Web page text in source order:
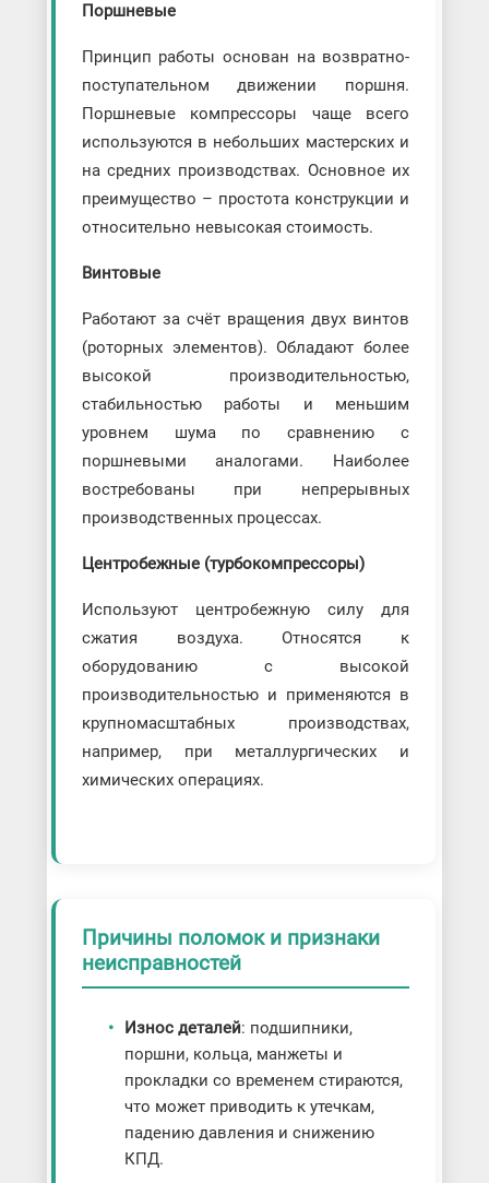
Поршневые
Принцип работы основан на возвратно-
поступательном движении поршня.
Поршневые компрессоры чаще всего
используются в небольших мастерских и
на средних производствах. Основное их
преимущество – простота конструкции и
относительно невысокая стоимость.
Винтовые
Работают за счёт вращения двух винтов
(роторных элементов). Обладают более
высокой производительностью,
стабильностью работы и меньшим
уровнем шума по сравнению с
поршневыми аналогами. Наиболее
востребованы при непрерывных
производственных процессах.
Центробежные (турбокомпрессоры)
Используют центробежную силу для
сжатия воздуха. Относятся к
оборудованию с высокой
производительностью и применяются в
крупномасштабных производствах,
например, при металлургических и
химических операциях.
Причины поломок и признаки
неисправностей
Износ деталей: подшипники,
поршни, кольца, манжеты и
прокладки со временем стираются,
что может приводить к утечкам,
падению давления и снижению
КПД.